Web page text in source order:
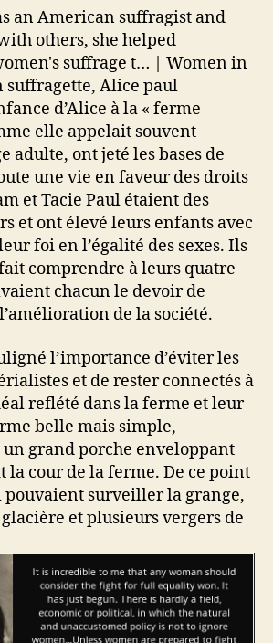
d’Alice à la « ferme
elle appelait souvent
adulte, ont jeté les bases de
une vie en faveur des droits
et Tacie Paul étaient des
et ont élevé leurs enfants avec
foi en l’égalité des sexes. Ils
comprendre à leurs quatre
chacun le devoir de
de la société.
l’importance d’éviter les
et de rester connectés à
reflété dans la ferme et leur
belle mais simple,
grand porche enveloppant
la cour de la ferme. De ce point
pouvaient surveiller la grange,
et plusieurs vergers de